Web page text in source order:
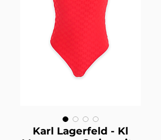
Karl Lagerfeld - Kl